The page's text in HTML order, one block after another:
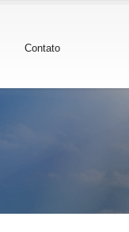
Contato